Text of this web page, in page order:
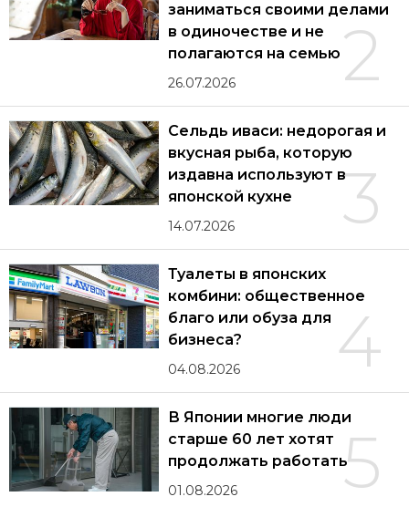
2
заниматься своими делами
в одиночестве и не
полагаются на семью
26.07.2026
3
Сельдь иваси: недорогая и
вкусная рыба, которую
издавна используют в
японской кухне
14.07.2026
4
Туалеты в японских
комбини: общественное
благо или обуза для
бизнеса?
04.08.2026
5
В Японии многие люди
старше 60 лет хотят
продолжать работать
01.08.2026